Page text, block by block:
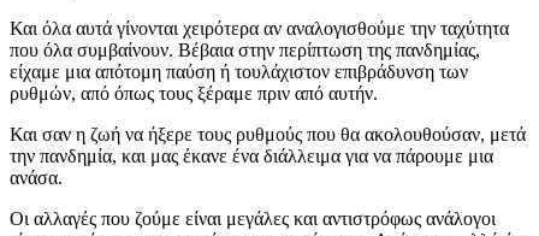
Και όλα αυτά γίνονται χειρότερα αν αναλογισθούμε την ταχύτητα
που όλα συμβαίνουν. Βέβαια στην περίπτωση της πανδημίας,
είχαμε μια απότομη παύση ή τουλάχιστον επιβράδυνση των
ρυθμών, από όπως τους ξέραμε πριν από αυτήν.
Και σαν η ζωή να ήξερε τους ρυθμούς που θα ακολουθούσαν, μετά
την πανδημία, και μας έκανε ένα διάλλειμα για να πάρουμε μια
ανάσα.
Οι αλλαγές που ζούμε είναι μεγάλες και αντιστρόφως ανάλογοι